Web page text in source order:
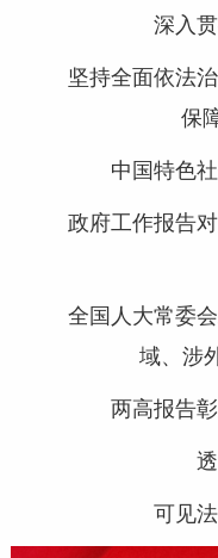
深入贯
坚持全面依法治
保
中国特色社
政府工作报告对
全国人大常委会
域、涉
两高报告彰
透
可见法